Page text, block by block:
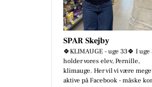
SPAR Skejby
🍀KLIMAUGE - uge 33🍀 I uge
holder vores elev, Pernille,
klimauge. Her vil vi være
aktive på Facebook - måske